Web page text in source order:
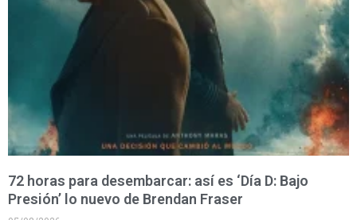
72 horas para desembarcar: así es ‘Día D: Bajo
Presión’ lo nuevo de Brendan Fraser